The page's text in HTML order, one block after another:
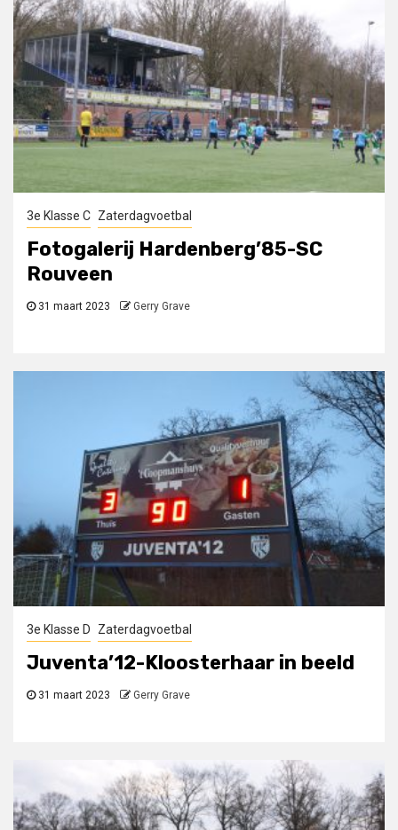
3e Klasse C Zaterdagvoetbal
Fotogalerij Hardenberg’85-SC
Rouveen
31 maart 2023 Gerry Grave
3e Klasse D Zaterdagvoetbal
Juventa’12-Kloosterhaar in beeld
31 maart 2023 Gerry Grave